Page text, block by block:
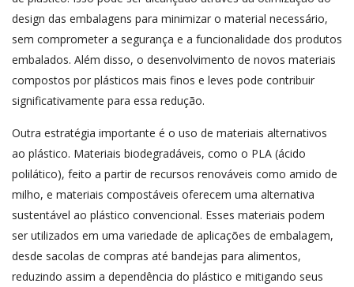
design das embalagens para minimizar o material necessário,
sem comprometer a segurança e a funcionalidade dos produtos
embalados. Além disso, o desenvolvimento de novos materiais
compostos por plásticos mais finos e leves pode contribuir
significativamente para essa redução.
Outra estratégia importante é o uso de materiais alternativos
ao plástico. Materiais biodegradáveis, como o PLA (ácido
polilático), feito a partir de recursos renováveis como amido de
milho, e materiais compostáveis oferecem uma alternativa
sustentável ao plástico convencional. Esses materiais podem
ser utilizados em uma variedade de aplicações de embalagem,
desde sacolas de compras até bandejas para alimentos,
reduzindo assim a dependência do plástico e mitigando seus